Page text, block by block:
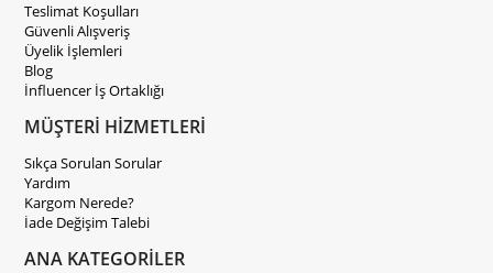
Teslimat Koşulları
Güvenli Alışveriş
Üyelik İşlemleri
Blog
İnfluencer İş Ortaklığı
MÜŞTERİ HİZMETLERİ
Sıkça Sorulan Sorular
Yardım
Kargom Nerede?
İade Değişim Talebi
ANA KATEGORİLER